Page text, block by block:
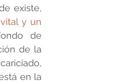
existe,
y un
de
de la
en la